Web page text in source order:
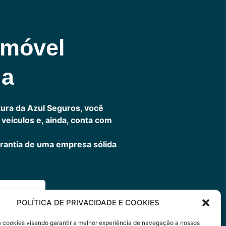
POLÍTICA DE PRIVACIDADE E COOKIES
cookies visando garantir a melhor experiência de navegação a nossos
da Azul Seguros, você
e, ainda, conta com
de uma empresa sólida